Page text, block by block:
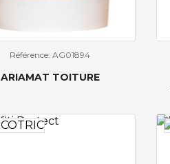
Référence: AG01894
ARIAMAT TOITURE